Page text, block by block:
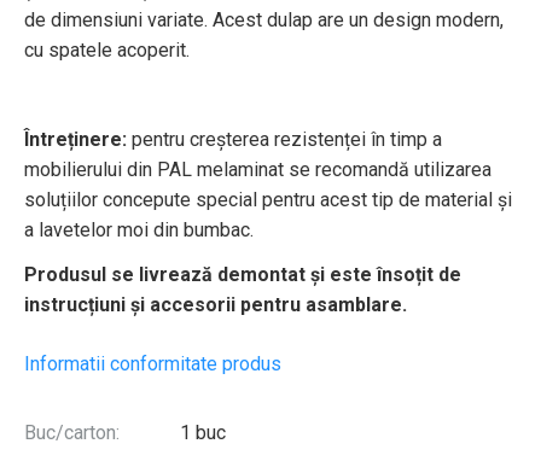
de dimensiuni variate. Acest dulap are un design modern,
cu spatele acoperit.
Întreținere: pentru creșterea rezistenței în timp a
mobilierului din PAL melaminat se recomandă utilizarea
soluțiilor concepute special pentru acest tip de material și
a lavetelor moi din bumbac.
Produsul se livrează demontat și este însoțit de
instrucțiuni și accesorii pentru asamblare.
Informatii conformitate produs
Buc/carton:
1 buc